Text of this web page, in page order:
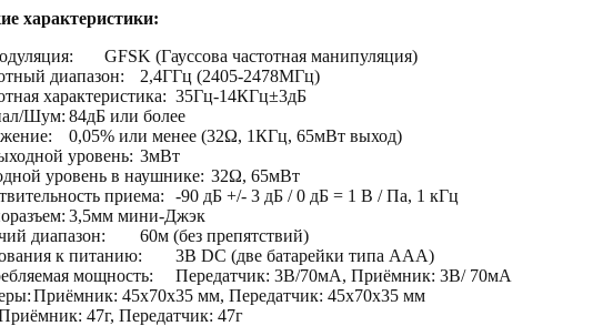
характеристики:
GFSK (Гауссова частотная манипуляция)
диапазон:
2,4ГГц (2405-2478МГц)
характеристика: 35Гц-14КГц±3дБ
Шум: 84дБ или более
0,05% или менее (32Ω, 1КГц, 65мВт выход)
уровень: 3мВт
уровень в наушнике: 32Ω, 65мВт
приема:
-90 дБ +/- 3 дБ / 0 дБ = 1 В / Па, 1 кГц
3,5мм мини-Джэк
диапазон:
60м (без препятствий)
к питанию:
3В DC (две батарейки типа ААА)
мощность:
Передатчик: 3В/70мА, Приёмник: 3В/ 70мА
Приёмник: 45х70х35 мм, Передатчик: 45х70х35 мм
47г, Передатчик: 47г